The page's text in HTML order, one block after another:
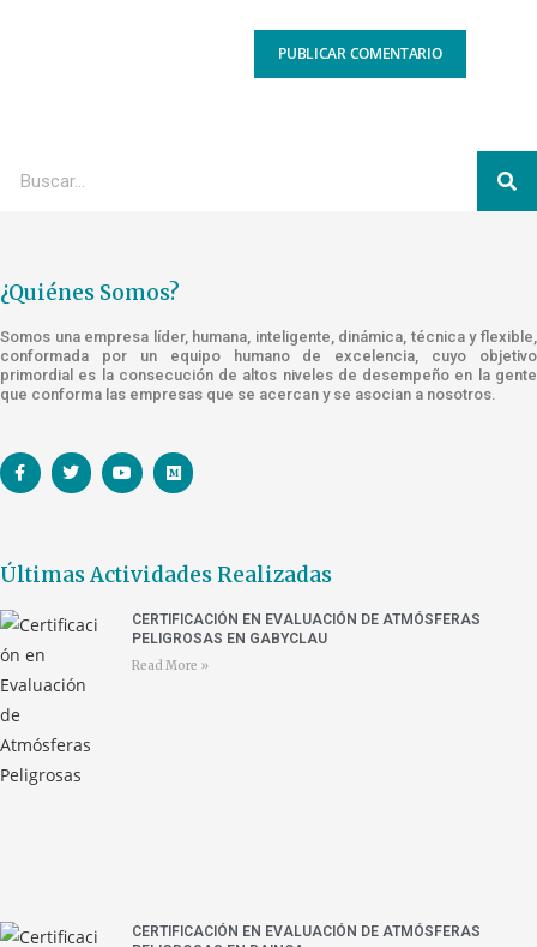
¿Quiénes Somos?
Somos una empresa líder, humana, inteligente, dinámica, técnica y flexible,
conformada por un equipo humano de excelencia, cuyo objetivo
primordial es la consecución de altos niveles de desempeño en la gente
que conforma las empresas que se acercan y se asocian a nosotros.
Últimas Actividades Realizadas
CERTIFICACIÓN EN EVALUACIÓN DE ATMÓSFERAS
PELIGROSAS EN GABYCLAU
Read More »
CERTIFICACIÓN EN EVALUACIÓN DE ATMÓSFERAS